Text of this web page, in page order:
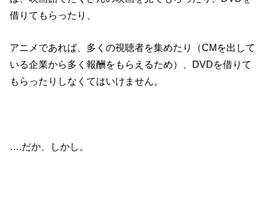
借りてもらったり、
アニメであれば、多くの視聴者を集めたり（CMを出して
いる企業から多く報酬をもらえるため）、DVDを借りて
もらったりしなくてはいけません。
….だか、しかし。